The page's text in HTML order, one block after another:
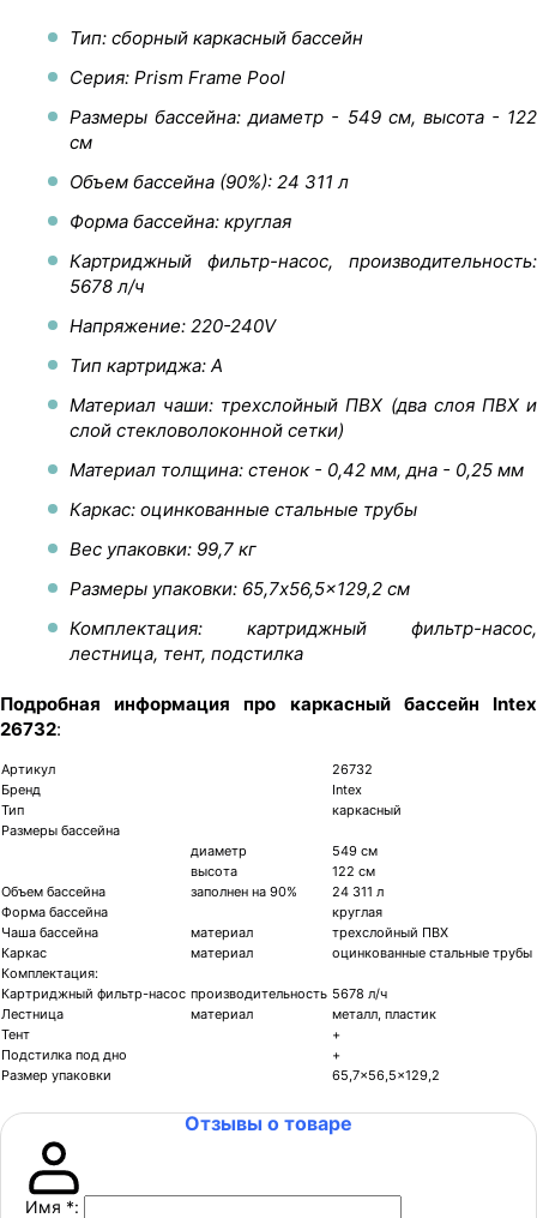
Тип: сборный каркасный бассейн
Серия: Prism Frame Pool
Размеры бассейна: диаметр - 549 см, высота - 122
см
Объем бассейна (90%): 24 311 л
Форма бассейна: круглая
Картриджный фильтр-насос, производительность:
5678 л/ч
Напряжение: 220-240V
Тип картриджа: A
Материал чаши: трехслойный ПВХ (два слоя ПВХ и
слой стекловолоконной сетки)
Материал толщина: стенок - 0,42 мм, дна - 0,25 мм
Каркас: оцинкованные стальные трубы
Вес упаковки: 99,7 кг
Размеры упаковки: 65,7x56,5x129,2 см
Комплектация: картриджный фильтр-насос,
лестница, тент, подстилка
Подробная информация про каркасный бассейн Intex
26732:
Артикул
26732
Бренд
Intex
Тип
каркасный
Размеры бассейна
диаметр
549 см
высота
122 см
Объем бассейна
заполнен на 90%
24 311 л
Форма бассейна
круглая
Чаша бассейна
материал
трехслойный ПВХ
Каркас
материал
оцинкованные стальные трубы
Комплектация:
Картриджный фильтр-насос производительность 5678 л/ч
Лестница
материал
металл, пластик
Тент
+
Подстилка под дно
+
Размер упаковки
65,7x56,5x129,2
Отзывы о товаре
Имя *: